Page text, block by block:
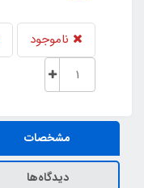
ناموجود
مشخصات
دیدگاه‌ها